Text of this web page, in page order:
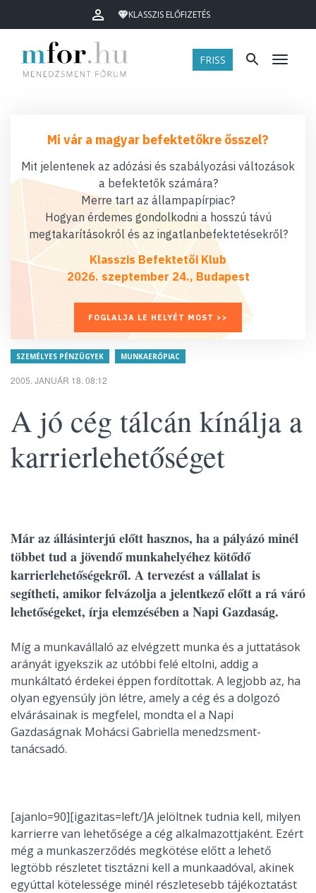
KLASSZIS ELŐFIZETÉS
FRISS Menü
Mi vár a magyar befektetőkre ősszel?
Mit jelentenek az adózási és szabályozási változások
a befektetők számára?
Merre tart az állampapírpiac?
Hogyan érdemes gondolkodni a hosszú távú
megtakarításokról és az ingatlanbefektetésekről?
Klasszis Befektetői Klub
2026. szeptember 24., Budapest
FOGLALJA LE HELYÉT MOST >>
SZEMÉLYES PÉNZÜGYEK MUNKAERŐPIAC
2005. JANUÁR 18. 08:12
A jó cég tálcán kínálja a
karrierlehetőséget
Már az állásinterjú előtt hasznos, ha a pályázó minél
többet tud a jövendő munkahelyéhez kötődő
karrierlehetőségekről. A tervezést a vállalat is
segítheti, amikor felvázolja a jelentkező előtt a rá váró
lehetőségeket, írja elemzésében a Napi Gazdaság.
Míg a munkavállaló az elvégzett munka és a juttatások
arányát igyekszik az utóbbi felé eltolni, addig a
munkáltató érdekei éppen fordítottak. A legjobb az, ha
olyan egyensúly jön létre, amely a cég és a dolgozó
elvárásainak is megfelel, mondta el a Napi
Gazdaságnak Mohácsi Gabriella menedzsment-
tanácsadó.
[ajanlo=90][igazitas=left/]A jelöltnek tudnia kell, milyen
karrierre van lehetősége a cég alkalmazottjaként. Ezért
még a munkaszerződés megkötése előtt a lehető
legtöbb részletet tisztázni kell a munkaadóval, akinek
egyúttal kötelessége minél részletesebb tájékoztatást